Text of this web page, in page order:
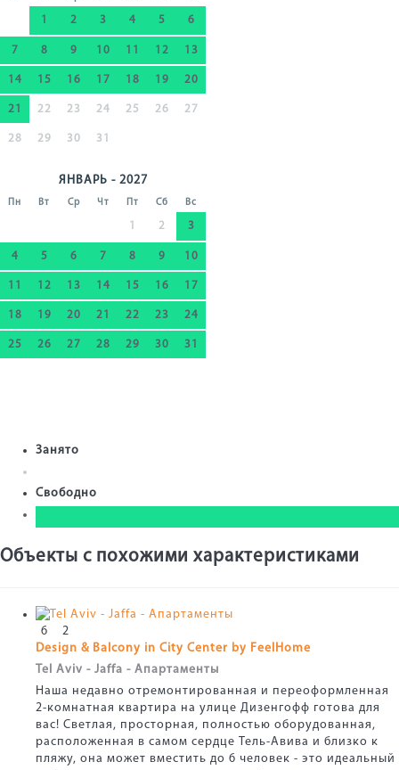
1 2 3 4 5 6
7 8 9 10 11 12 13
14 15 16 17 18 19 20
21 22 23 24 25 26 27
28 29 30 31
ЯНВАРЬ - 2027
Пн Вт Ср Чт Пт Сб Вс
1 2 3
4 5 6 7 8 9 10
11 12 13 14 15 16 17
18 19 20 21 22 23 24
25 26 27 28 29 30 31
Занято
Свободно
Объекты с похожими характеристиками
6
2
Design & Balcony in City Center by FeelHome
Tel Aviv - Jaffa - Апартаменты
Наша недавно отремонтированная и переоформленная
2-комнатная квартира на улице Дизенгофф готова для
вас! Светлая, просторная, полностью оборудованная,
расположенная в самом сердце Тель-Авива и близко к
пляжу, она может вместить до 6 человек - это идеальный